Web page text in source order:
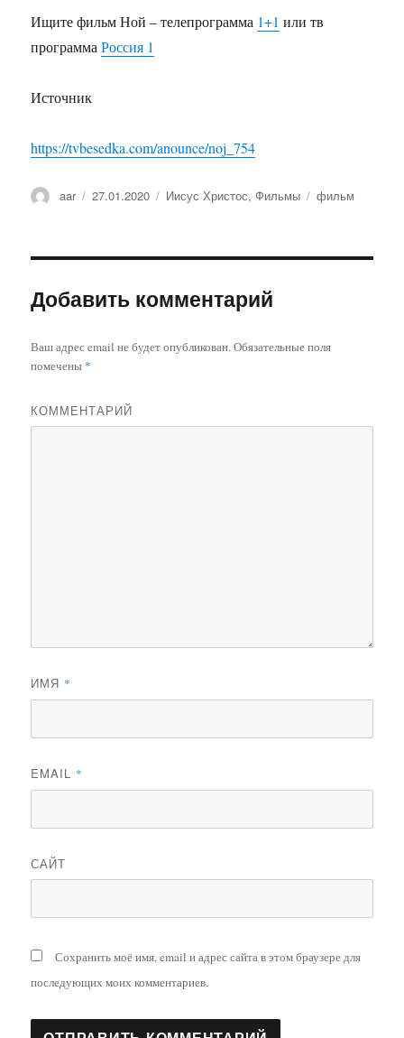
Ищите фильм Ной – телепрограмма 1+1 или тв
программаРоссия 1
Источник
https://tvbesedka.com/anounce/noj_754
Автор
aar Опубликовано
27.01.2020 Рубрики
Иисус Христос,Фильмы Метки
фильм
Добавить комментарий
Ваш адрес email не будет опубликован.Обязательные поля
помечены *
КОММЕНТАРИЙ
ИМЯ *
EMAIL *
САЙТ
Сохранить моё имя, email и адрес сайта в этом браузере для
последующих моих комментариев.